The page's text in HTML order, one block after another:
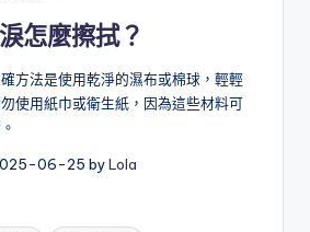
怎麼擦拭？
方法是使用乾淨的濕布或棉球，輕輕
使用紙巾或衛生紙，因為這些材料可
06-25 byLola